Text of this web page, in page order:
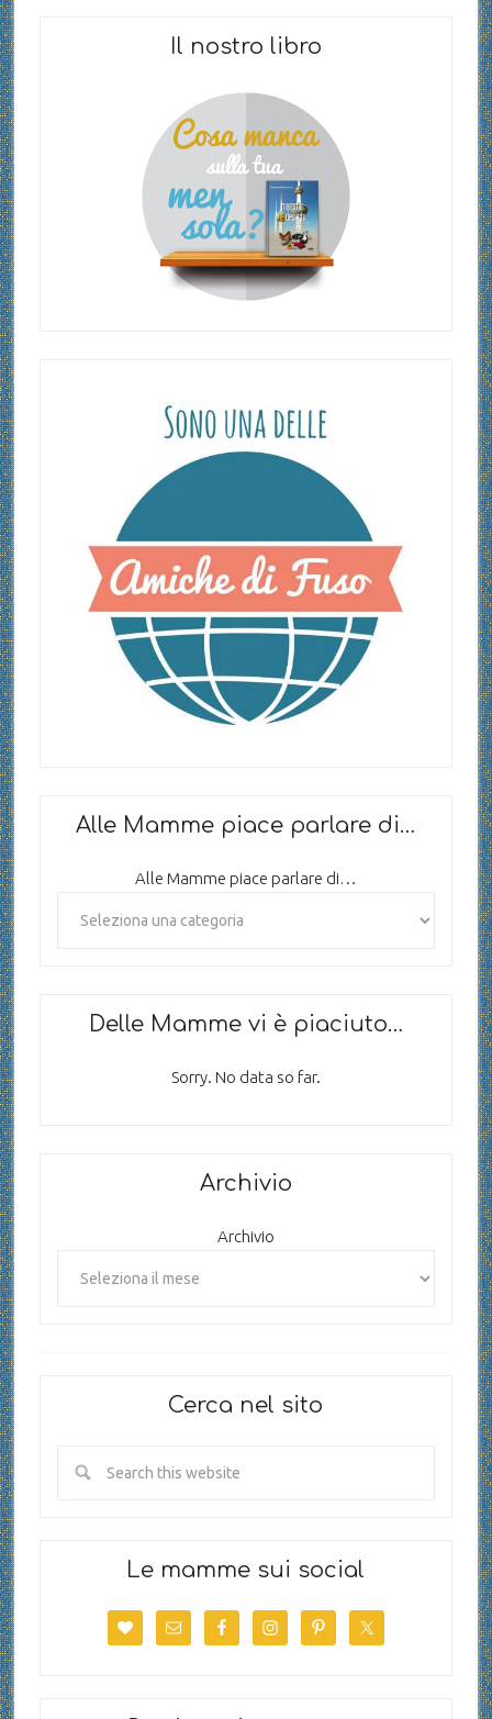
Il nostro libro
Alle Mamme piace parlare di…
Alle Mamme piace parlare di…
Delle Mamme vi è piaciuto…
Sorry. No data so far.
Archivio
Archivio
Cerca nel sito
Le mamme sui social